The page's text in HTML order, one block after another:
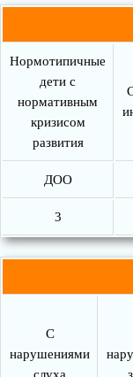
Нормотипичные
дети с
нормативным
кризисом
развития
ДОО
3
С
нарушениями
слуха